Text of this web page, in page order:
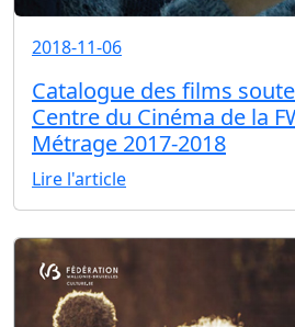
2018-11-06
Catalogue des films
Centre du Cinéma de la
Métrage 2017-2018
Lire l'article